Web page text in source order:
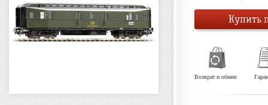
Купить
Возврат и обмен